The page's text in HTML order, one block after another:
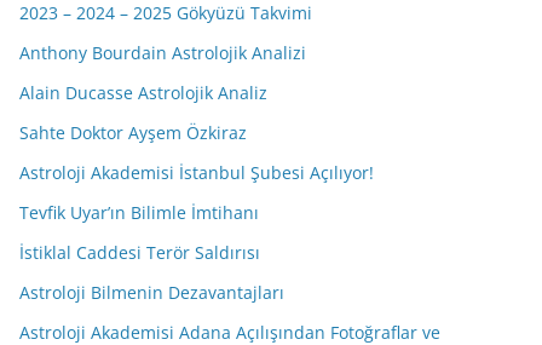
2023 – 2024 – 2025 Gökyüzü Takvimi
Anthony Bourdain Astrolojik Analizi
Alain Ducasse Astrolojik Analiz
Sahte Doktor Ayşem Özkiraz
Astroloji Akademisi İstanbul Şubesi Açılıyor!
Tevfik Uyar’ın Bilimle İmtihanı
İstiklal Caddesi Terör Saldırısı
Astroloji Bilmenin Dezavantajları
Astroloji Akademisi Adana Açılışından Fotoğraflar ve